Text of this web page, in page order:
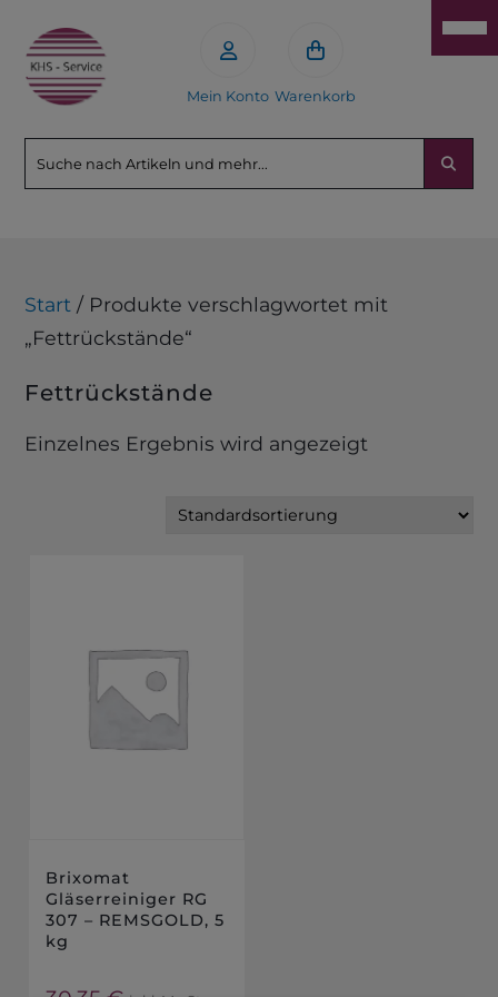
Mein Konto Warenkorb
Start / Produkte verschlagwortet mit
„Fettrückstände“
Fettrückstände
Einzelnes Ergebnis wird angezeigt
Brixomat
Gläserreiniger RG
307 – REMSGOLD, 5
kg